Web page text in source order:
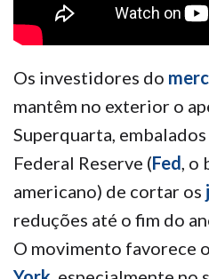
Os investidores do
mantêm no exterior o
Superquarta,
Federal Reserve (Fed, o
americano) de cortar os
reduções até o fim do
O movimento favorece